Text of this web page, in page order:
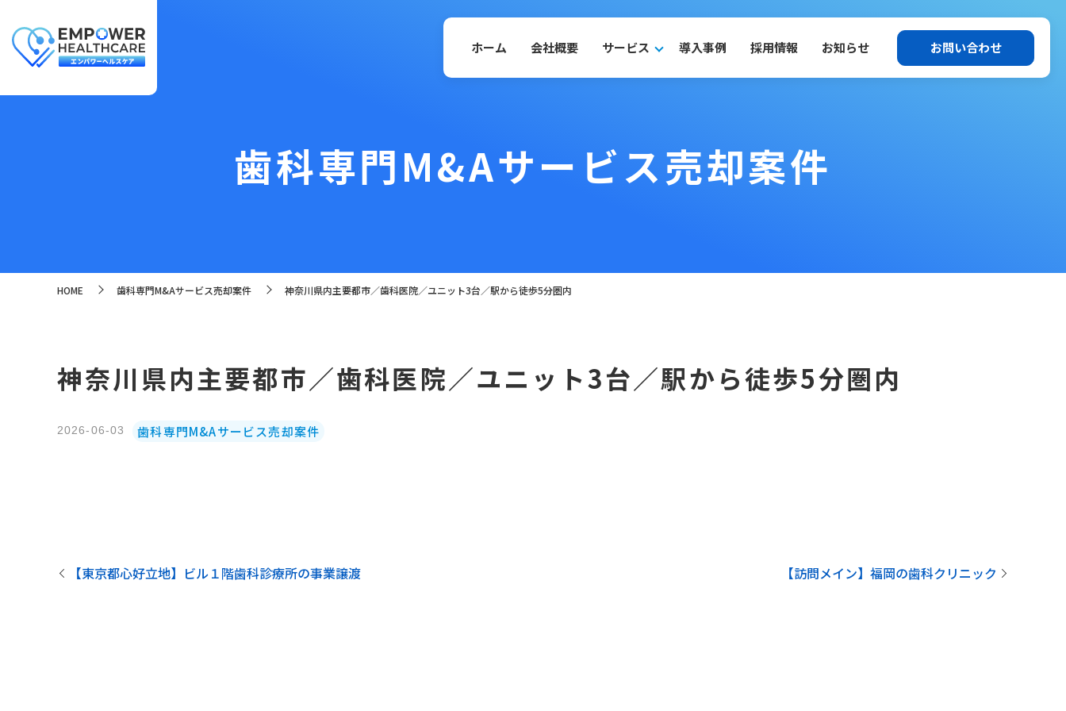
ホーム 会社概要 サービス 導入事例 採用情報 お知らせ お問い合わせ
歯科専門M&Aサービス売却案件
HOME 歯科専門M&Aサービス売却案件 神奈川県内主要都市／歯科医院／ユニット3台／駅から徒歩5分圏内
神奈川県内主要都市／歯科医院／ユニット3台／駅から徒歩5分圏内
2026-06-03 歯科専門M&Aサービス売却案件
【東京都心好立地】ビル１階歯科診療所の事業譲渡 【訪問メイン】福岡の歯科クリニック